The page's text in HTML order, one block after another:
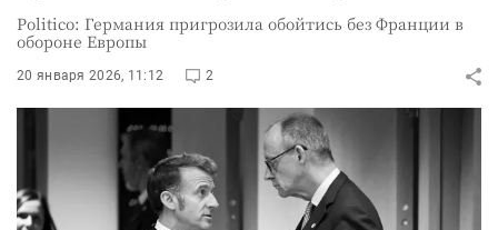
Politico: Германия пригрозила обойтись без Франции в
обороне Европы
20 января 2026, 11:12 2